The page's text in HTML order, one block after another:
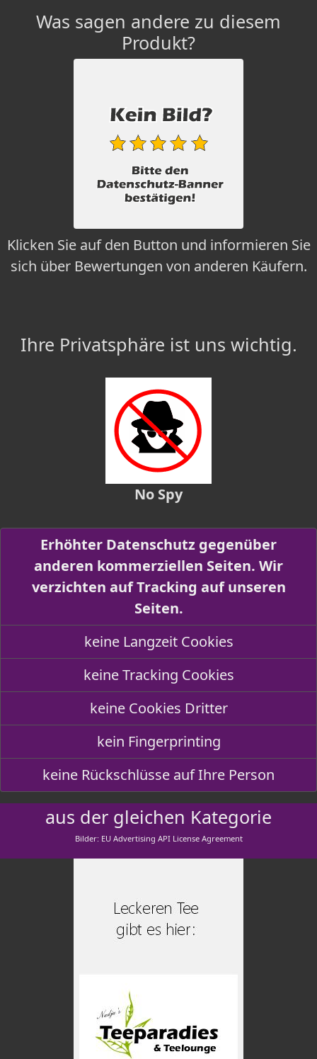
Was sagen andere zu diesem
Produkt?
Klicken Sie auf den Button und informieren Sie
sich über Bewertungen von anderen Käufern.
Ihre Privatsphäre ist uns wichtig.
No Spy
Erhöhter Datenschutz gegenüber
anderen kommerziellen Seiten. Wir
verzichten auf Tracking auf unseren
Seiten.
keine Langzeit Cookies
keine Tracking Cookies
keine Cookies Dritter
kein Fingerprinting
keine Rückschlüsse auf Ihre Person
aus der gleichen Kategorie
Bilder: EU Advertising API License Agreement